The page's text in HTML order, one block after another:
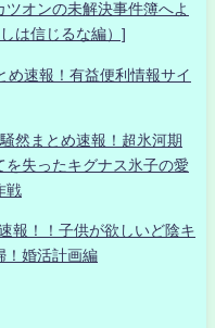
オンの未解決事件簿へよ
は信じるな編）]
速報！有益便利情報サイ
然まとめ速報！超氷河期
失ったキグナス氷子の愛
戦
報！！子供が欲しいど陰キ
！婚活計画編